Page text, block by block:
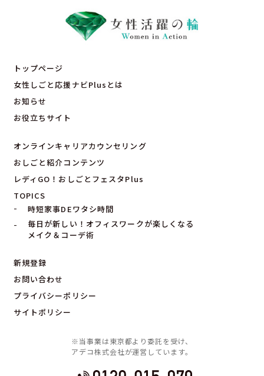
トップページ
女性しごと応援ナビPlusとは
お知らせ
お役立ちサイト
オンラインキャリアカウンセリング
おしごと紹介コンテンツ
レディGO！おしごとフェスタPlus
TOPICS
時短家事DEワタシ時間
毎日が新しい！オフィスワークが楽しくなる
メイク＆コーデ術
新規登録
お問い合わせ
プライバシーポリシー
サイトポリシー
※当事業は東京都より委託を受け、
アデコ株式会社が運営しています。